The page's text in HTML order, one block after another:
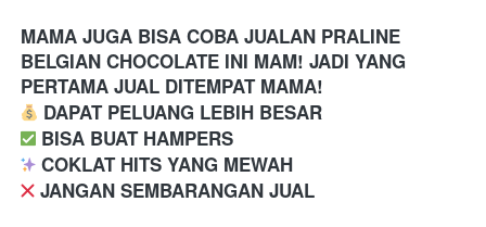
MAMA JUGA BISA COBA JUALAN PRALINE
BELGIAN CHOCOLATE INI MAM! JADI YANG
PERTAMA JUAL DITEMPAT MAMA!
DAPAT PELUANG LEBIH BESAR
️ BISA BUAT HAMPERS
COKLAT HITS YANG MEWAH
️ JANGAN SEMBARANGAN JUAL